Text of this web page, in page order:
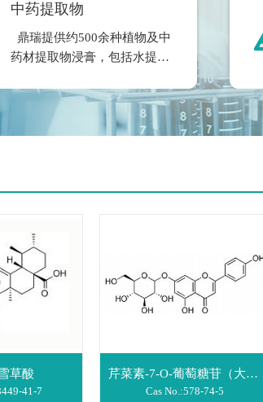
中药提取物
鼎瑞提供约500余种植物及中
药材提取物浸膏，包括水提物
部位包括石油醚部位、乙酸乙
酯部位、正丁醇部位、水部
位、有总皂苷、总黄酮、总多
DMSO溶解溶液供于活性筛
7
芹菜素-7-O-葡萄糖苷（大波斯菊苷）
Cas No.:578-74-5